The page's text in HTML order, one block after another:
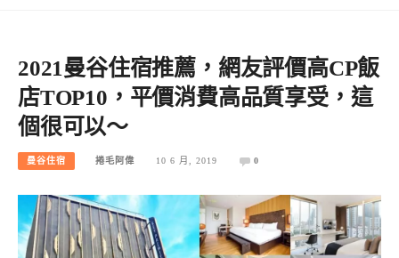
2021曼谷住宿推薦，網友評價高CP飯
店TOP10，平價消費高品質享受，這
個很可以～
曼谷住宿 捲毛阿偉 10 6 月, 2019 0